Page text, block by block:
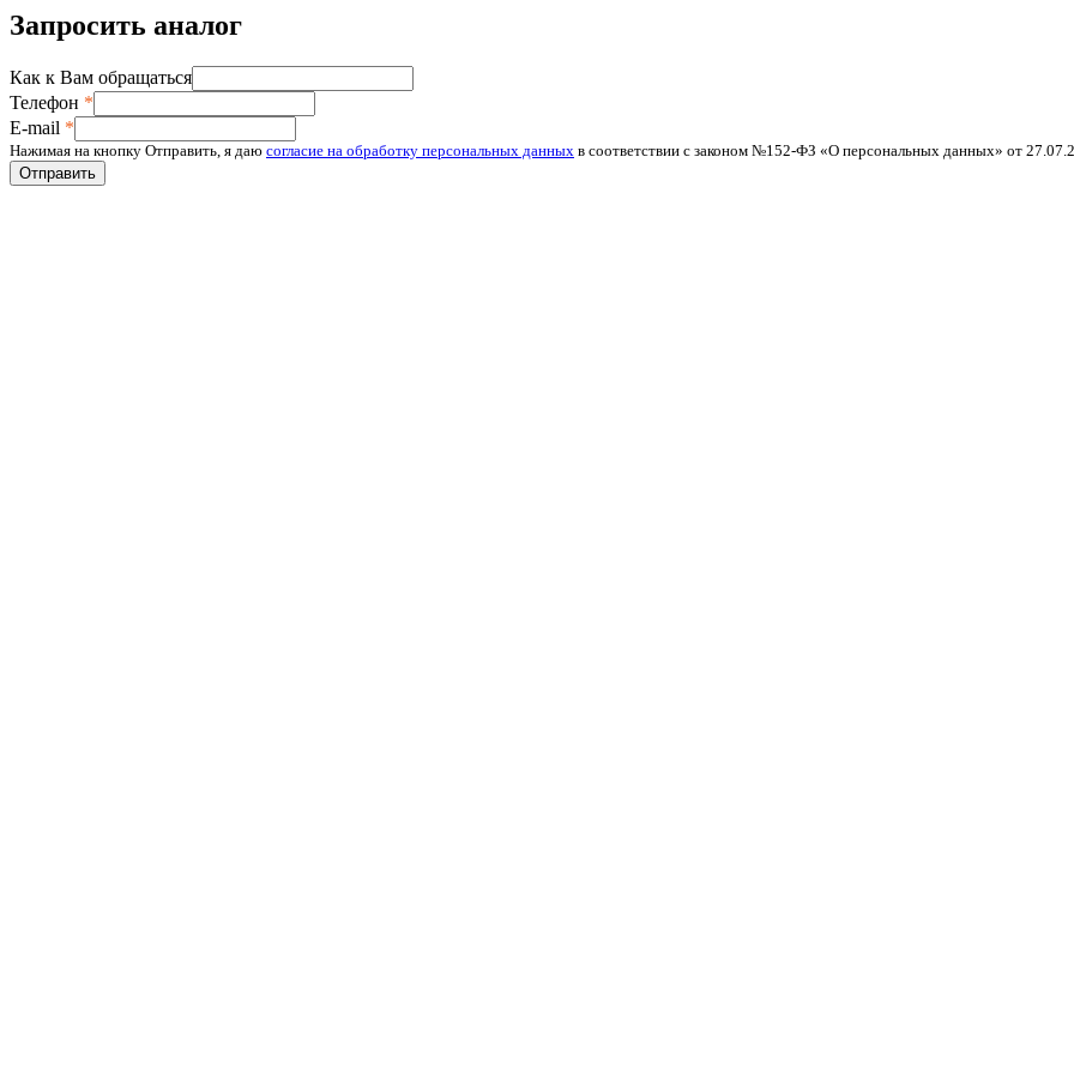
Запросить аналог
Как к Вам обращаться
Телефон *
E-mail *
Нажимая на кнопку Отправить, я даю согласие на обработку персональных данных в соответствии с законом №152-ФЗ «О персональных данных» от
Отправить